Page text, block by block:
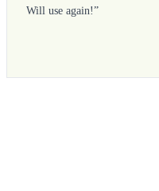
Will use again!”